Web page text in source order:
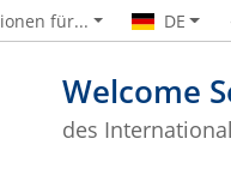
Welcome
des
für... DE